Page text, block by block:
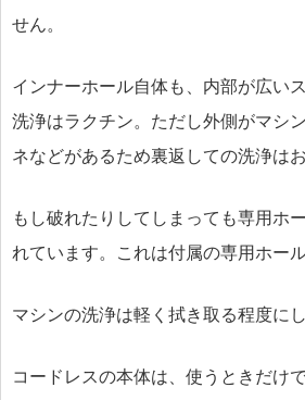
せん。
インナーホール自体も、内部が広い
洗浄はラクチン。ただし外側がマシ
ネなどがあるため裏返しての洗浄は
もし破れたりしてしまっても専用ホ
れています。これは付属の専用ホー
マシンの洗浄は軽く拭き取る程度に
コードレスの本体は、使うときだけ